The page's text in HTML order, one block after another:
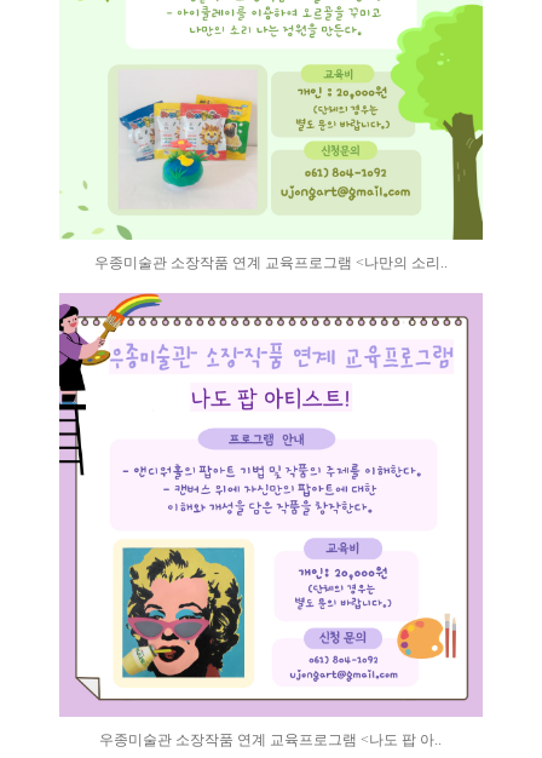
우종미술관 소장작품 연계 교육프로그램 <나만의 소리..
우종미술관 소장작품 연계 교육프로그램 <나도 팝 아..